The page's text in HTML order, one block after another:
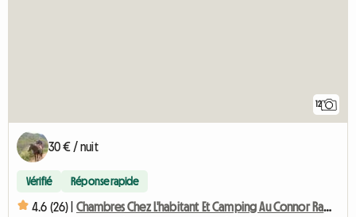
12
30 € / nuit
Vérifié Réponse rapide
4.6 (26) | Chambres Chez L'habitant Et Camping Au Connor Ramonville